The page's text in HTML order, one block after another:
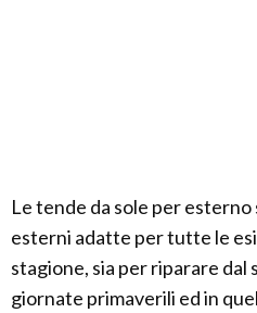
Le tende da sole per
esterni adatte per tutte le
stagione, sia per riparare dal
giornate primaverili ed in